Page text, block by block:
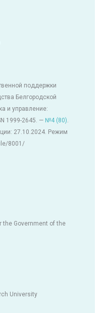
поддержки
Белгородской
и управление:
1999-2645. — №4 (80)
27.10.2024. Режим
8001/
the Government of the
University